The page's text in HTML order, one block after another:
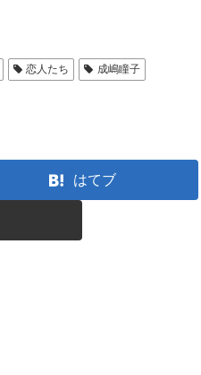
恋人たち 成嶋瞳子
はてブ